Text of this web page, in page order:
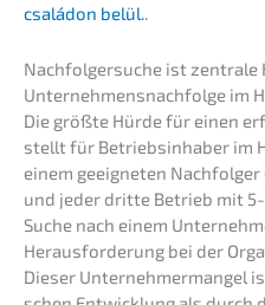
csalá­don belül..
Nachfol­ger­su­che ist
Unternehmens­nachfolge im
Die größte Hürde für einen
stellt für Betriebs­in­ha­ber im
einem geeig­ne­ten
und jeder dritte Betrieb mit
Suche nach einem
Heraus­for­de­rung bei der
Dieser Unter­neh­mer­man­gel